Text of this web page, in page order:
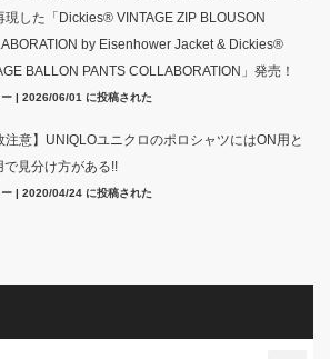
現した「Dickies® VINTAGE ZIP BLOUSON
by Eisenhower Jacket & Dickies®
BALLON PANTS COLLABORATION」発売！
| 2026/06/01 に投稿された
注意】UNIQLOユニクロのポロシャツにはON用と
で見分け方がある!!
| 2020/04/24 に投稿された